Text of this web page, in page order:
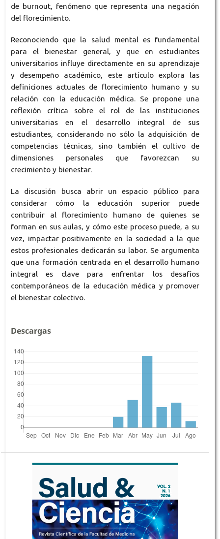
de burnout, fenómeno que representa una negación
del florecimiento.
Reconociendo que la salud mental es fundamental
para el bienestar general, y que en estudiantes
universitarios influye directamente en su aprendizaje
y desempeño académico, este artículo explora las
definiciones actuales de florecimiento humano y su
relación con la educación médica. Se propone una
reflexión crítica sobre el rol de las instituciones
universitarias en el desarrollo integral de sus
estudiantes, considerando no sólo la adquisición de
competencias técnicas, sino también el cultivo de
dimensiones personales que favorezcan su
crecimiento y bienestar.
La discusión busca abrir un espacio público para
considerar cómo la educación superior puede
contribuir al florecimiento humano de quienes se
forman en sus aulas, y cómo este proceso puede, a su
vez, impactar positivamente en la sociedad a la que
estos profesionales dedicarán su labor. Se argumenta
que una formación centrada en el desarrollo humano
integral es clave para enfrentar los desafíos
contemporáneos de la educación médica y promover
el bienestar colectivo.
Descargas